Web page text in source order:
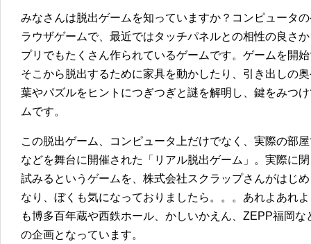
みなさんは脱出ゲームを知っていますか？コンピュータ
ラウザゲームで、最近ではタッチパネルとの相性の良さ
プリでもたくさん作られているゲームです。ゲームを開
そこから脱出するために家具を動かしたり、引き出しの
葉やパズルをヒントにつぎつぎと謎を解明し、鍵をみつ
ムです。
この脱出ゲーム、コンピュータ上だけでなく、実際の部
などを舞台に開催された「リアル脱出ゲーム」。実際に
試みるというゲームを、株式会社スクラップさんがはじ
なり、ぼくも気になっておりましたら。。。あれよあれ
も博多百年蔵や西鉄ホール、かしいかえん、ZEPP福岡
の企画となっています。